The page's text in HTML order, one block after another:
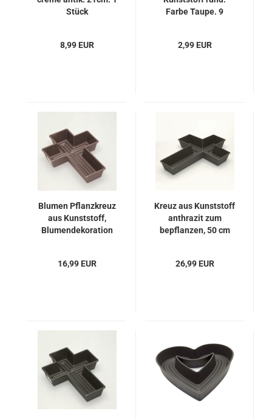
Stück
8,99 EUR
Farbe Taupe. 9
2,99 EUR
Blumen Pflanzkreuz
aus Kunststoff,
Blumendekoration
16,99 EUR
Kreuz aus Kunststoff
anthrazit zum
bepflanzen, 50 cm
26,99 EUR